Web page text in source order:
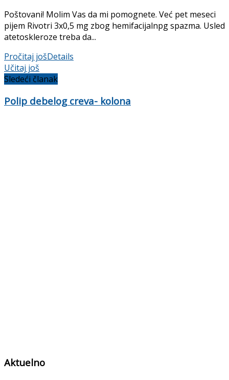
Poštovani! Molim Vas da mi pomognete. Već pet meseci
pijem Rivotri 3x0,5 mg zbog hemifacijalnpg spazma. Usled
atetoskleroze treba da...
Pročitaj jošDetails
Učitaj još
Sledeći članak
Polip debelog creva- kolona
Aktuelno